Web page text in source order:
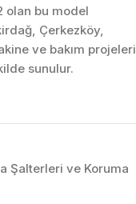
olan bu model
Çerkezköy,
ve bakım projeleri
sunulur.
Şalterleri ve Koruma